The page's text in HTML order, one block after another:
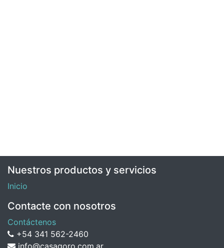
Nuestros productos y servicios
Inicio
Contacte con nosotros
Contáctenos
+54 341 562-2460
info@casagoro.com.ar